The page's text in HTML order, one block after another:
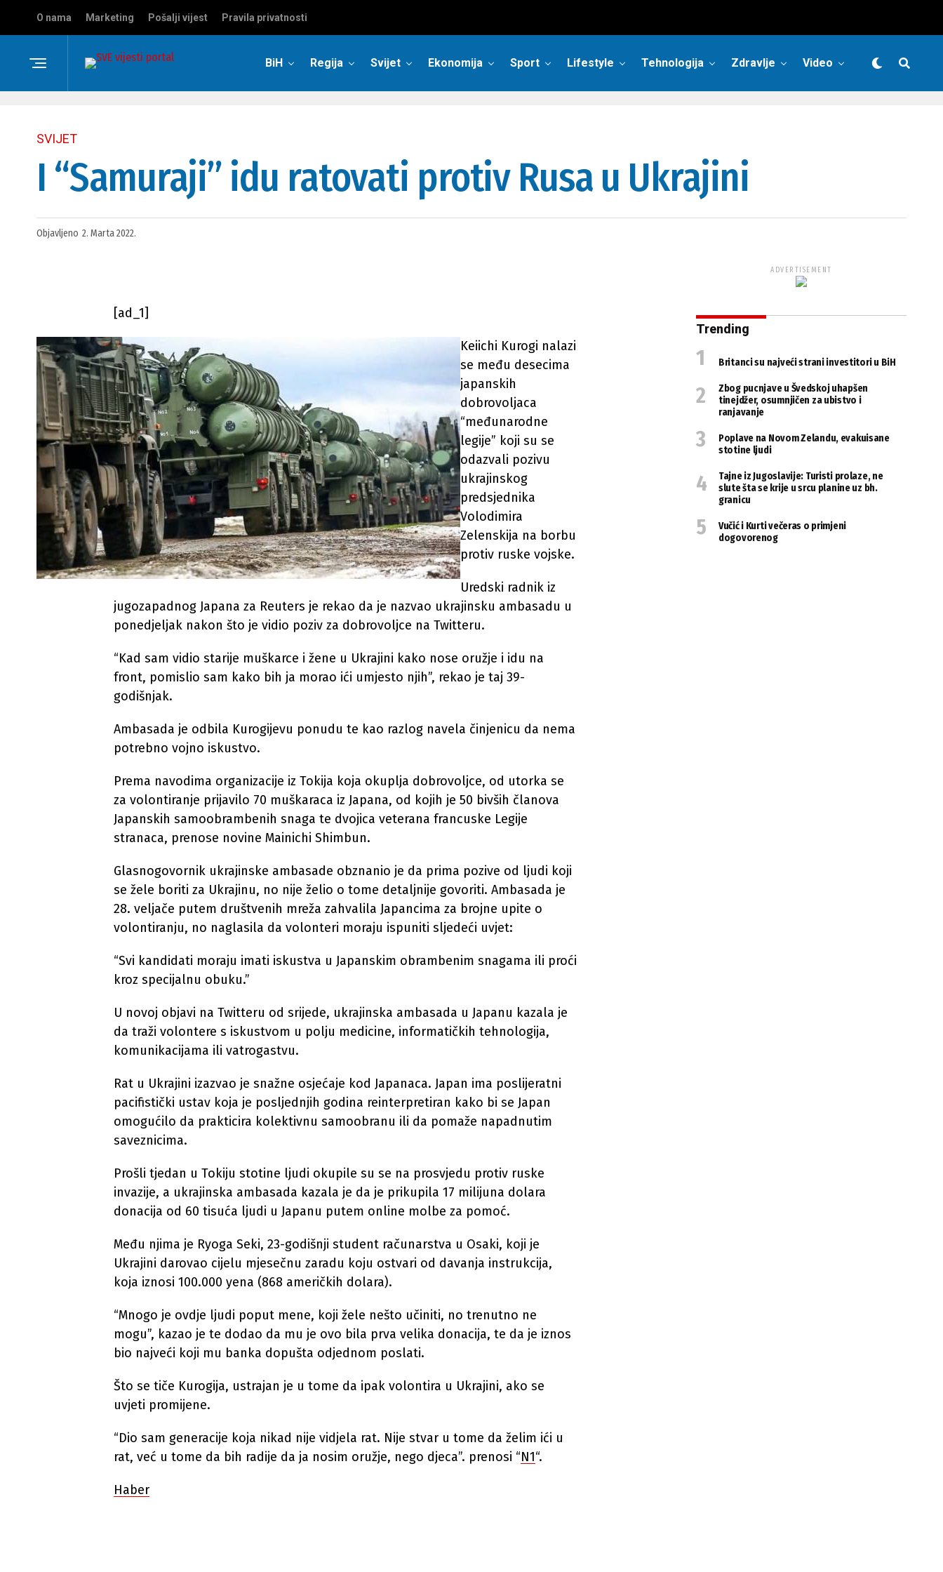
O nama Marketing Pošalji vijest Pravila privatnosti
BiH Regija Svijet Ekonomija Sport Lifestyle Tehnologija Zdravlje Video
SVIJET
I “Samuraji” idu ratovati protiv Rusa u Ukrajini
Objavljeno 2. Marta 2022.
[ad_1]
Keiichi Kurogi nalazi
se među desecima
japanskih
dobrovoljaca
“međunarodne
legije” koji su se
odazvali pozivu
ukrajinskog
predsjednika
Volodimira
Zelenskija na borbu
protiv ruske vojske.
Uredski radnik iz
jugozapadnog Japana za Reuters je rekao da je nazvao ukrajinsku ambasadu u
ponedjeljak nakon što je vidio poziv za dobrovoljce na Twitteru.
“Kad sam vidio starije muškarce i žene u Ukrajini kako nose oružje i idu na
front, pomislio sam kako bih ja morao ići umjesto njih”, rekao je taj 39-
godišnjak.
Ambasada je odbila Kurogijevu ponudu te kao razlog navela činjenicu da nema
potrebno vojno iskustvo.
Prema navodima organizacije iz Tokija koja okuplja dobrovoljce, od utorka se
za volontiranje prijavilo 70 muškaraca iz Japana, od kojih je 50 bivših članova
Japanskih samoobrambenih snaga te dvojica veterana francuske Legije
stranaca, prenose novine Mainichi Shimbun.
Glasnogovornik ukrajinske ambasade obznanio je da prima pozive od ljudi koji
se žele boriti za Ukrajinu, no nije želio o tome detaljnije govoriti. Ambasada je
28. veljače putem društvenih mreža zahvalila Japancima za brojne upite o
volontiranju, no naglasila da volonteri moraju ispuniti sljedeći uvjet:
“Svi kandidati moraju imati iskustva u Japanskim obrambenim snagama ili proći
kroz specijalnu obuku.”
U novoj objavi na Twitteru od srijede, ukrajinska ambasada u Japanu kazala je
da traži volontere s iskustvom u polju medicine, informatičkih tehnologija,
komunikacijama ili vatrogastvu.
Rat u Ukrajini izazvao je snažne osjećaje kod Japanaca. Japan ima poslijeratni
pacifistički ustav koja je posljednjih godina reinterpretiran kako bi se Japan
omogućilo da prakticira kolektivnu samoobranu ili da pomaže napadnutim
saveznicima.
Prošli tjedan u Tokiju stotine ljudi okupile su se na prosvjedu protiv ruske
invazije, a ukrajinska ambasada kazala je da je prikupila 17 milijuna dolara
donacija od 60 tisuća ljudi u Japanu putem online molbe za pomoć.
Među njima je Ryoga Seki, 23-godišnji student računarstva u Osaki, koji je
Ukrajini darovao cijelu mjesečnu zaradu koju ostvari od davanja instrukcija,
koja iznosi 100.000 yena (868 američkih dolara).
“Mnogo je ovdje ljudi poput mene, koji žele nešto učiniti, no trenutno ne
mogu”, kazao je te dodao da mu je ovo bila prva velika donacija, te da je iznos
bio najveći koji mu banka dopušta odjednom poslati.
Što se tiče Kurogija, ustrajan je u tome da ipak volontira u Ukrajini, ako se
uvjeti promijene.
“Dio sam generacije koja nikad nije vidjela rat. Nije stvar u tome da želim ići u
rat, već u tome da bih radije da ja nosim oružje, nego djeca”. prenosi “N1“.
Haber
ADVERTISEMENT
Trending
Britanci su najveći strani investitori u BiH
Zbog pucnjave u Švedskoj uhapšen
tinejdžer, osumnjičen za ubistvo i
ranjavanje
Poplave na Novom Zelandu, evakuisane
stotine ljudi
Tajne iz Jugoslavije: Turisti prolaze, ne
slute šta se krije u srcu planine uz bh.
granicu
Vučić i Kurti večeras o primjeni
dogovorenog